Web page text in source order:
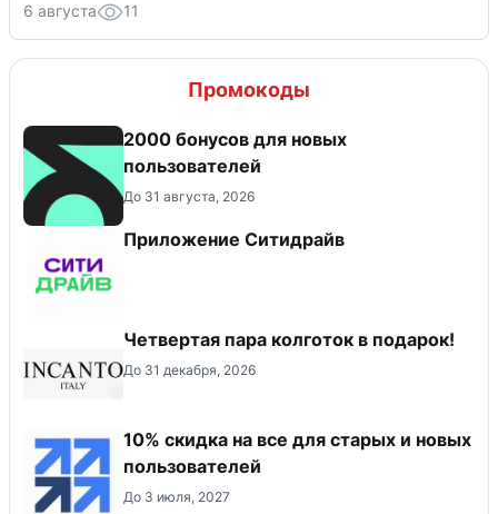
6 августа 11
Промокоды
2000 бонусов для новых
пользователей
До 31 августа, 2026
Приложение Ситидрайв
Четвертая пара колготок в подарок!
До 31 декабря, 2026
10% скидка на все для старых и новых
пользователей
До 3 июля, 2027